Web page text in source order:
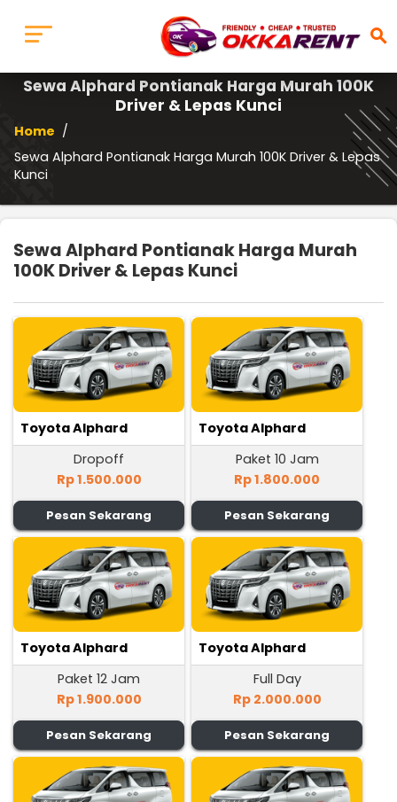
search
Sewa Alphard Pontianak Harga Murah 100K
Driver & Lepas Kunci
Home /
Sewa Alphard Pontianak Harga Murah 100K Driver & Lepas
Kunci
Sewa Alphard Pontianak Harga Murah
100K Driver & Lepas Kunci
Toyota Alphard
Dropoff
Rp 1.500.000
Pesan Sekarang
Toyota Alphard
Paket 10 Jam
Rp 1.800.000
Pesan Sekarang
Toyota Alphard
Paket 12 Jam
Rp 1.900.000
Pesan Sekarang
Toyota Alphard
Full Day
Rp 2.000.000
Pesan Sekarang